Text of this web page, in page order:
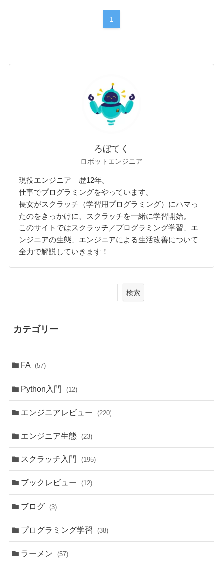
1
ろぼてく
ロボットエンジニア
現役エンジニア 歴12年。
仕事でプログラミングをやっています。
長女がスクラッチ（学習用プログラミング）にハマっ
たのをきっかけに、スクラッチを一緒に学習開始。
このサイトではスクラッチ／プログラミング学習、エ
ンジニアの生態、エンジニアによる生活改善について
全力で解説していきます！
検索
カテゴリー
FA (57)
Python入門 (12)
エンジニアレビュー (220)
エンジニア生態 (23)
スクラッチ入門 (195)
ブックレビュー (12)
ブログ (3)
プログラミング学習 (38)
ラーメン (57)